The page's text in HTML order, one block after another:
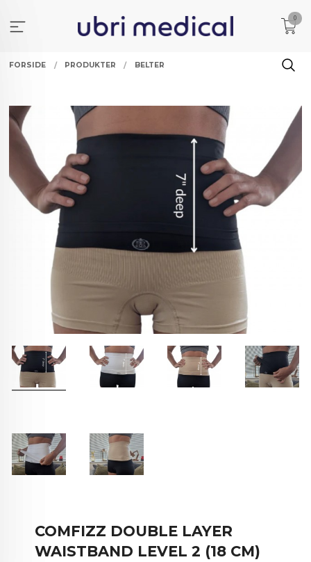
innholdet
0
FORSIDE PRODUKTER BELTER
COMFIZZ DOUBLE LAYER
WAISTBAND LEVEL 2 (18 CM)